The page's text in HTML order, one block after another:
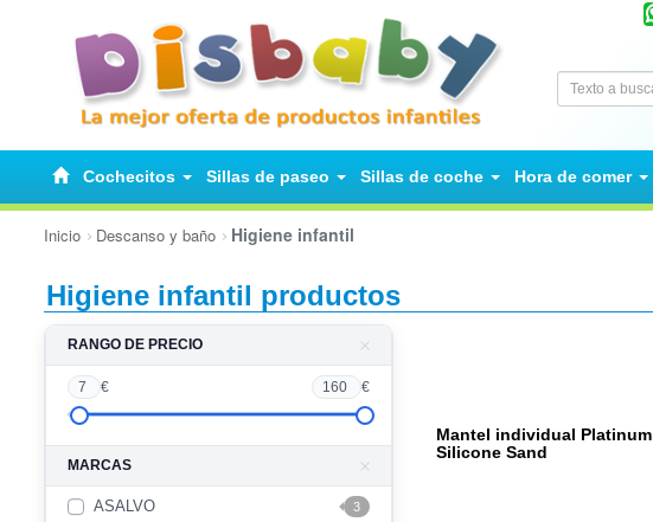
Cochecitos Sillas de paseo Sillas de coche Hora de comer
Inicio Descanso y baño Higiene infantil
Higiene infantil productos
RANGO DE PRECIO
7 € 160 €
MARCAS
ASALVO 3
Mantel individual Platinum
Silicone Sand